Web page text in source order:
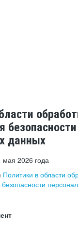
безопасности
данных
мая 2026 года
Политики в области